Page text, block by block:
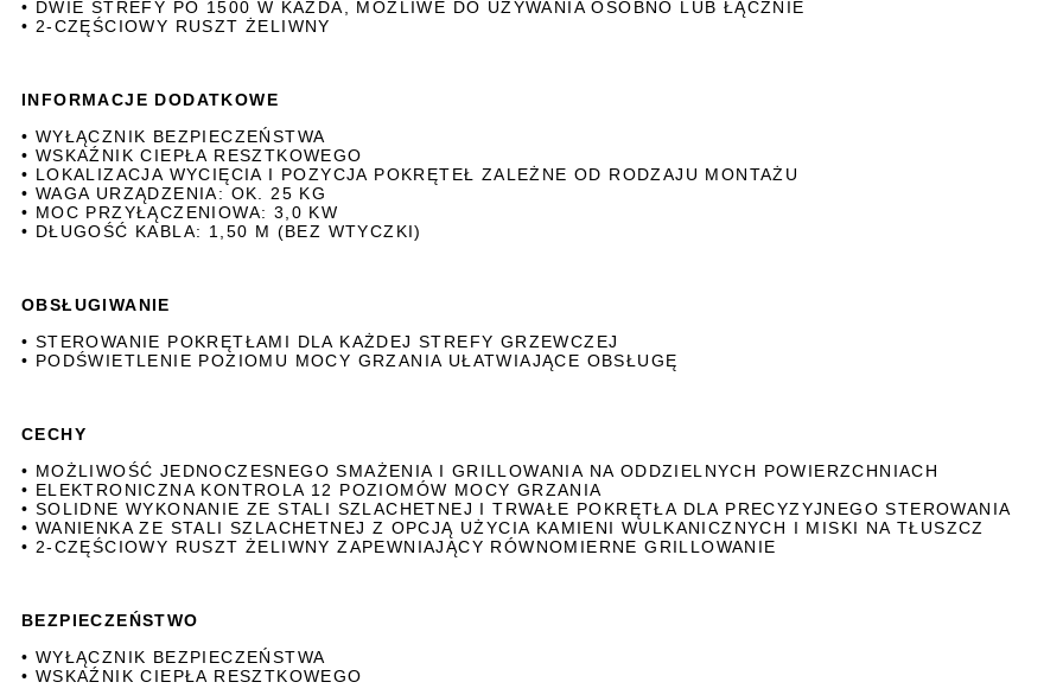
• DWIE STREFY PO 1500 W KAŻDA, MOŻLIWE DO UŻYWANIA OSOBNO LUB ŁĄCZNIE
• 2-CZĘŚCIOWY RUSZT ŻELIWNY
INFORMACJE DODATKOWE
• WYŁĄCZNIK BEZPIECZEŃSTWA
• WSKAŹNIK CIEPŁA RESZTKOWEGO
• LOKALIZACJA WYCIĘCIA I POZYCJA POKRĘTEŁ ZALEŻNE OD RODZAJU MONTAŻU
• WAGA URZĄDZENIA: OK. 25 KG
• MOC PRZYŁĄCZENIOWA: 3,0 KW
• DŁUGOŚĆ KABLA: 1,50 M (BEZ WTYCZKI)
OBSŁUGIWANIE
• STEROWANIE POKRĘTŁAMI DLA KAŻDEJ STREFY GRZEWCZEJ
• PODŚWIETLENIE POZIOMU MOCY GRZANIA UŁATWIAJĄCE OBSŁUGĘ
CECHY
• MOŻLIWOŚĆ JEDNOCZESNEGO SMAŻENIA I GRILLOWANIA NA ODDZIELNYCH POWIERZCHNIACH
• ELEKTRONICZNA KONTROLA 12 POZIOMÓW MOCY GRZANIA
• SOLIDNE WYKONANIE ZE STALI SZLACHETNEJ I TRWAŁE POKRĘTŁA DLA PRECYZYJNEGO STEROWANIA
• WANIENKA ZE STALI SZLACHETNEJ Z OPCJĄ UŻYCIA KAMIENI WULKANICZNYCH I MISKI NA TŁUSZCZ
• 2-CZĘŚCIOWY RUSZT ŻELIWNY ZAPEWNIAJĄCY RÓWNOMIERNE GRILLOWANIE
BEZPIECZEŃSTWO
• WYŁĄCZNIK BEZPIECZEŃSTWA
• WSKAŹNIK CIEPŁA RESZTKOWEGO